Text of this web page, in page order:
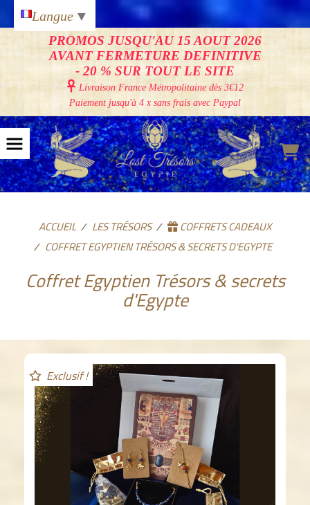
PROMOS JUSQU'AU 15 AOUT 2026
AVANT FERMETURE DEFINITIVE
- 20 % SUR TOUT LE SITE
 Livraison France Métropolitainedès 3€12
Paiement jusqu'à 4 x sans frais avec Paypal
ACCUEIL LES TRÉSORS
COFFRETS CADEAUX
COFFRET EGYPTIEN TRÉSORS & SECRETS D'EGYPTE
Coffret Egyptien Trésors & secrets
d'Egypte
Exclusif !
Langue ▼
Panneau de gestion des cookies